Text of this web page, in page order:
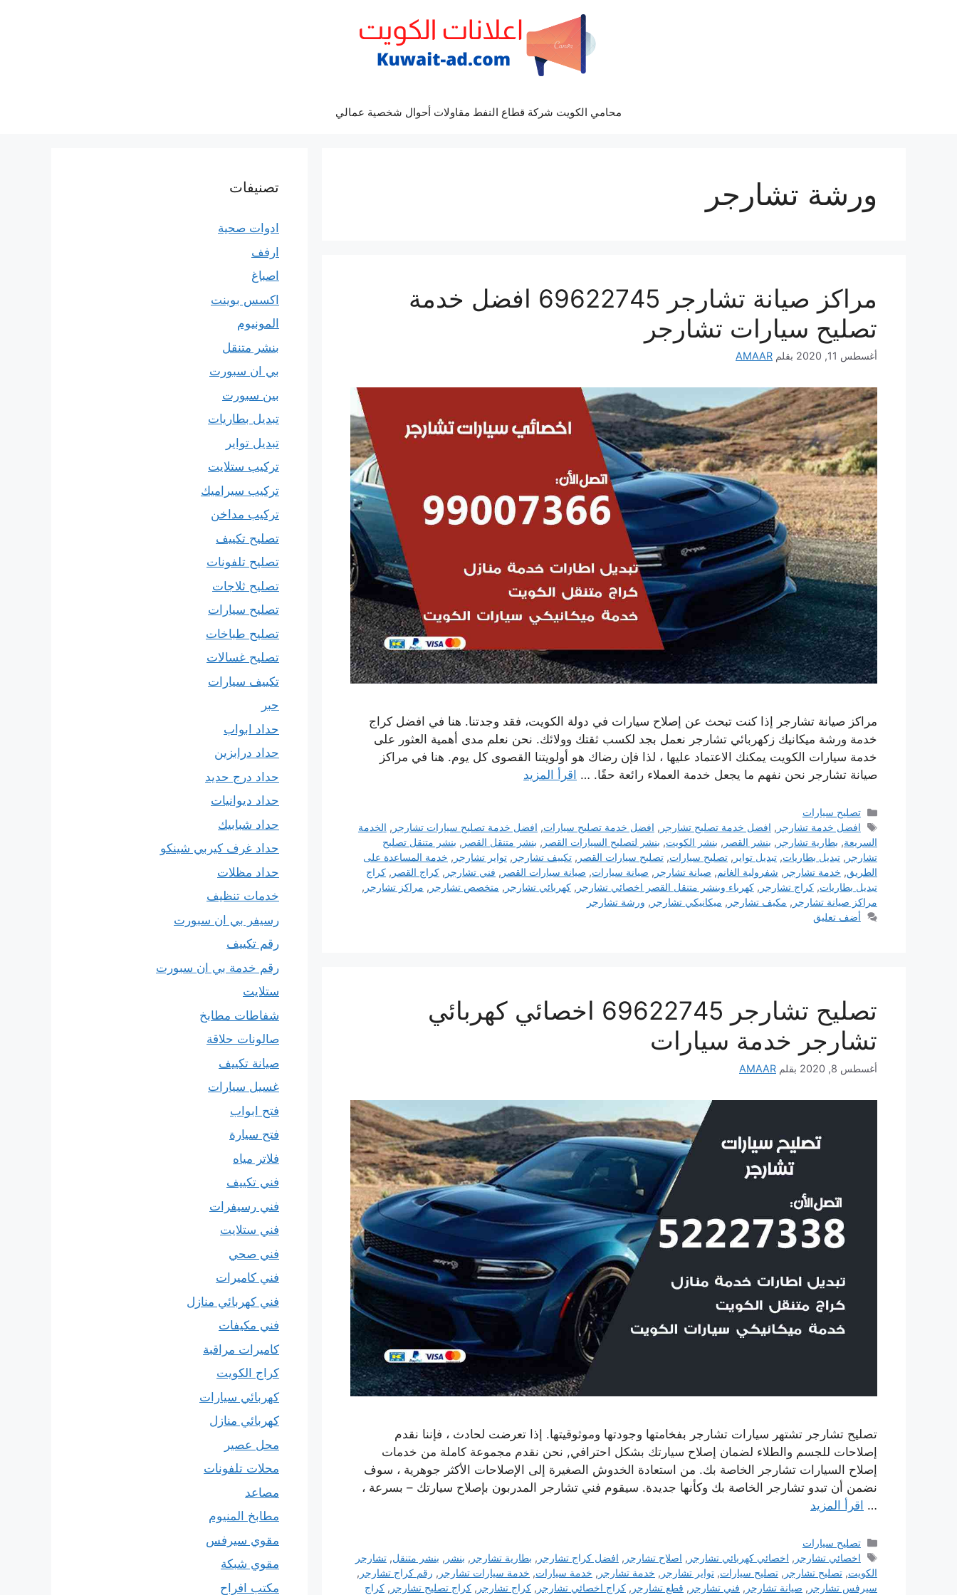
محامي الكويت شركة قطاع النفط مقاولات أحوال شخصية عمالي
ورشة تشارجر
مراكز صيانة تشارجر 69622745 افضل خدمة
تصليح سيارات تشارجر
أغسطس 11, 2020 بقلم AMAAR
مراكز صيانة تشارجر إذا كنت تبحث عن إصلاح سيارات في دولة الكويت، فقد وجدتنا. هنا في افضل كراج
خدمة ورشة ميكانيك زكهربائي تشارجر نعمل بجد لكسب ثقتك وولائك. نحن نعلم مدى أهمية العثور على
خدمة سيارات الكويت يمكنك الاعتماد عليها ، لذا فإن رضاك ​​هو أولويتنا القصوى كل يوم. هنا في مراكز
صيانة تشارجر نحن نفهم ما يجعل خدمة العملاء رائعة حقًا. … اقرأ المزيد
التصنيفات
تصليح سيارات
الوسوم
افضل خدمة تشارجر , افضل خدمة تصليح تشارجر , افضل خدمة تصليح سيارات, افضل خدمة تصليح سيارات تشارجر , الخدمة
السريعة, بطارية تشارجر , بنشر القصر , بنشر الكويت, بنشر لتصليح السيارات القصر , بنشر متنقل القصر , بنشر متنقل تصليح
تشارجر , تبديل بطاريات, تبديل تواير , تصليح سيارات, تصليح سيارات القصر , تكييف تشارجر , تواير تشارجر , خدمة المساعدة على
الطريق, خدمة تشارجر , شفرولية الغانم, صيانة تشارجر , صيانة سيارات, صيانة سيارات القصر , فني تشارجر , كراج القصر , كراج
تبديل بطاريات, كراج تشارجر , كهرباء وبنشر متنقل القصر اخصائي تشارجر , كهربائي تشارجر , متخصص تشارجر , مراكز تشارجر ,
مراكز صيانة تشارجر , مكيف تشارجر , ميكانيكي تشارجر , ورشة تشارجر
أضف تعليق
تصليح تشارجر 69622745 اخصائي كهربائي
تشارجر خدمة سيارات
أغسطس 8, 2020 بقلم AMAAR
تصليح تشارجر تشتهر سيارات تشارجر بفخامتها وجودتها وموثوقيتها. إذا تعرضت لحادث ، فإننا نقدم
إصلاحات للجسم والطلاء لضمان إصلاح سيارتك بشكل احترافي, نحن نقدم مجموعة كاملة من خدمات
إصلاح السيارات تشارجر الخاصة بك. من استعادة الخدوش الصغيرة إلى الإصلاحات الأكثر جوهرية ، سوف
نضمن أن تبدو تشارجر الخاصة بك وكأنها جديدة. سيقوم فني تشارجر المدربون بإصلاح سيارتك – بسرعة ،
… اقرأ المزيد
التصنيفات
تصليح سيارات
الوسوم
اخصائي تشارجر , اخصائي كهربائي تشارجر , اصلاح تشارجر , افضل كراج تشارجر , بطارية تشارجر , بنشر , بنشر متنقل,تشارجر
الكويت, تصليح تشارجر , تصليح سيارات, تواير تشارجر , خدمة تشارجر , خدمة سيارات, خدمة سيارات تشارجر , رقم كراج تشارجر ,
سيرفس تشارجر , صيانة تشارجر , فني تشارجر , قطع تشارجر , كراج اخصائي تشارجر , كراج تشارجر , كراج تصليح تشارجر , كراج
تصنيفات
ادوات صحية
ارفف
اصباغ
اكسس بوينت
المونيوم
بنشر متنقل
بي ان سبورت
بين سبورت
تبديل بطاريات
تبديل تواير
تركيب ستلايت
تركيب سيراميك
تركيب مداخن
تصليح تكييف
تصليح تلفونات
تصليح ثلاجات
تصليح سيارات
تصليح طباخات
تصليح غسالات
تكييف سيارات
حبر
حداد ابواب
حداد درابزين
حداد درج حديد
حداد ديوانيات
حداد شبابيك
حداد غرف كيربي شينكو
حداد مظلات
خدمات تنظيف
رسيفر بي ان سبورت
رقم تكييف
رقم خدمة بي ان سبورت
ستلايت
شفاطات مطابخ
صالونات حلاقة
صيانة تكييف
غسيل سيارات
فتح ابواب
فتح سيارة
فلاتر مياه
فني تكييف
فني رسيفرات
فني ستلايت
فني صحي
فني كاميرات
فني كهربائي منازل
فني مكيفات
كاميرات مراقبة
كراج الكويت
كهربائي سيارات
كهربائي منازل
محل عصير
محلات تلفونات
مصاعد
مطابخ المنيوم
مقوي سيرفس
مقوي شبكة
مكتب افراح